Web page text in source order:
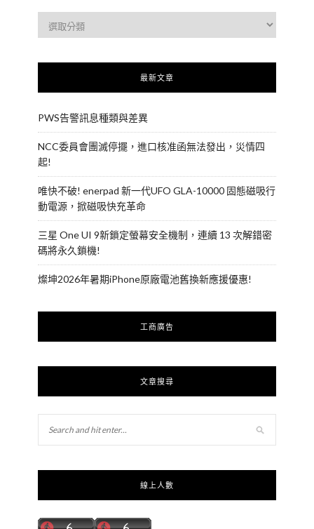
最新文章
PWS告警訊息種類與差異
NCC委員會團滅停擺，進口核准函無法發出，災情四
起!
唯快不破! enerpad 新一代UFO GLA-10000 固態磁吸行
動電源，掀磁吸快充革命
三星 One UI 9新鎖定螢幕安全機制，連續 13 次解錯密
碼將永久鎖機!
燦坤2026年暑期iPhone原廠電池舊換新應援優惠!
工商廣告
文章搜尋
線上人數